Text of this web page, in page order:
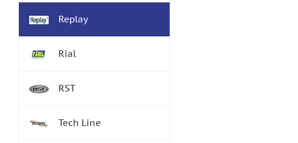
Replay
Rial
RST
Tech Line